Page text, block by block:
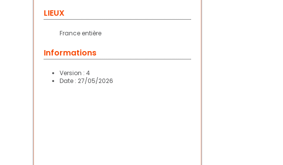
LIEUX
France entière
Informations
Version : 4
Date : 27/05/2026